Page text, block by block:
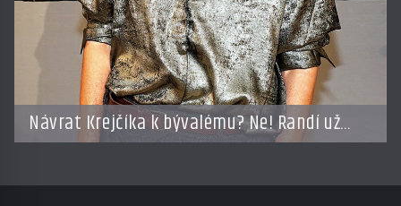
Návrat Krejčíka k bývalému? Ne! Randí už
s jiným!